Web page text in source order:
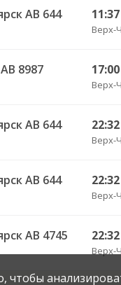
АВ 644 11:37
Верх-
8987 17:00
Верх-
АВ 644 22:32
Верх-
АВ 644 22:32
Верх-
АВ 4745 22:32
Верх-
чтобы